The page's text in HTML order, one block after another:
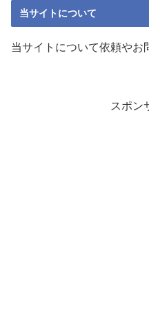
当サイトについて
当サイトについて依頼やお
スポン